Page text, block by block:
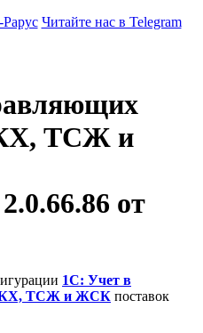
Читайте нас в Telegram
ТСЖ и
от
1С: Учет в
ТСЖ и ЖСК поставок